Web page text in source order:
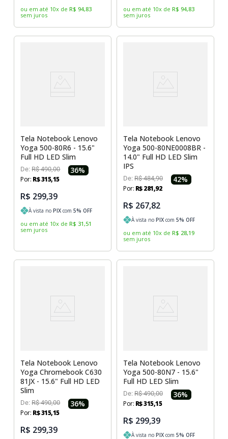
ou em até 10x de R$ 94,83
sem juros
ou em até 10x de R$ 94,83
sem juros
Tela Notebook Lenovo
Yoga 500-80R6 - 15.6"
Full HD LED Slim
De:R$ 490,00 36%
Por: R$315,15
R$ 299,39
À vista noPIX com5% OFF
ou em até 10x de R$ 31,51
sem juros
Tela Notebook Lenovo
Yoga 500-80NE0008BR -
14.0" Full HD LED Slim
IPS
De: R$ 484,90 42%
Por: R$281,92
R$ 267,82
À vista no PIX com 5% OFF
ou em até 10x de R$ 28,19
sem juros
Tela Notebook Lenovo
Yoga Chromebook C630
81JX - 15.6" Full HD LED
Slim
De:R$ 490,00 36%
Por: R$315,15
R$ 299,39
Tela Notebook Lenovo
Yoga 500-80N7 - 15.6"
Full HD LED Slim
De: R$ 490,00 36%
Por: R$315,15
R$ 299,39
À vista no PIX com 5% OFF